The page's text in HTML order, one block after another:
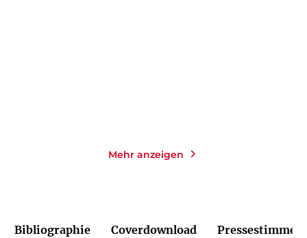
Mehr anzeigen
Bibliographie Coverdownload Pressestimmen